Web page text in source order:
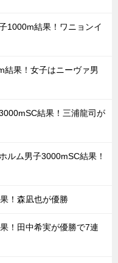
1000m結果！ワニョンイ
結果！女子はニーヴァ男
結果！三浦龍司が
ルム男子3000mSC結果！
！森凪也が優勝
！田中希実が優勝で7連